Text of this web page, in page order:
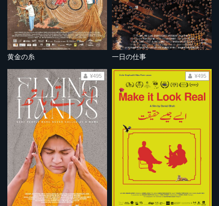
黄金の糸 一日の仕事
¥495 ¥495